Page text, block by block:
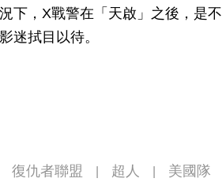
下，X戰警在「天啟」之後，是不
迷拭目以待。
復仇者聯盟 超人
美國隊